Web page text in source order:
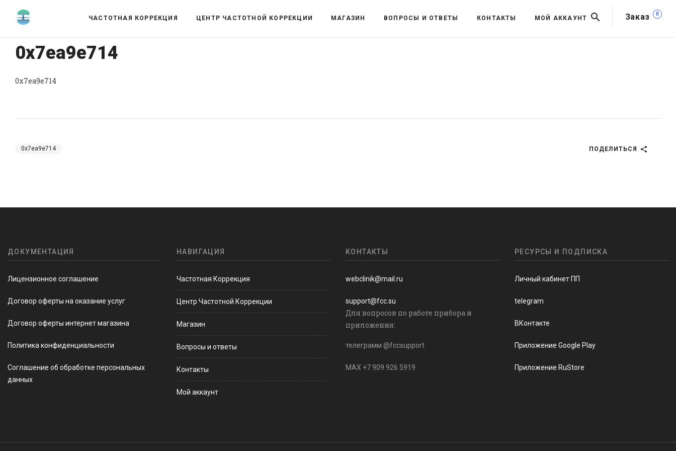
Заказ 0
ЧАСТОТНАЯ КОРРЕКЦИЯ ЦЕНТР ЧАСТОТНОЙ КОРРЕКЦИИ МАГАЗИН ВОПРОСЫ И ОТВЕТЫ КОНТАКТЫ МОЙ АККАУНТ
0x7ea9e714
0x7ea9e714
0x7ea9e714 ПОДЕЛИТЬСЯ
ДОКУМЕНТАЦИЯ
Лицензионное соглашение
Договор оферты на оказание услуг
Договор оферты интернет магазина
Политика конфиденциальности
Соглашение об обработке персональных
данных
НАВИГАЦИЯ
Частотная Коррекция
Центр Частотной Коррекции
Магазин
Вопросы и ответы
Контакты
Мой аккаунт
КОНТАКТЫ
webclinik@mail.ru
support@fcc.su
Для вопросов по работе прибора и
приложения:
телеграмм @fccsupport
MAX +7 909 926 5919
РЕСУРСЫ И ПОДПИСКА
Личный кабинет ПП
telegram
ВКонтакте
Приложение Google Play
Приложение RuStore